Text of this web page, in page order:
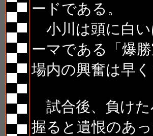
ードである。
小川は頭に白い
ーマである「爆
場内の興奮は早
試合後、負けた
握ると遺恨のあ